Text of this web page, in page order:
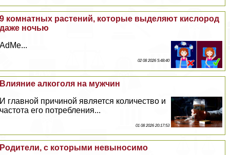
9 комнатных растений, которые выделяют кислород
даже ночью
AdMe...
02 08 2026 5:48:40
Влияние алкоголя на мужчин
И главной причиной является количество и
частота его потрeбления...
01 08 2026 20:17:53
Родители, с которыми невыносимо